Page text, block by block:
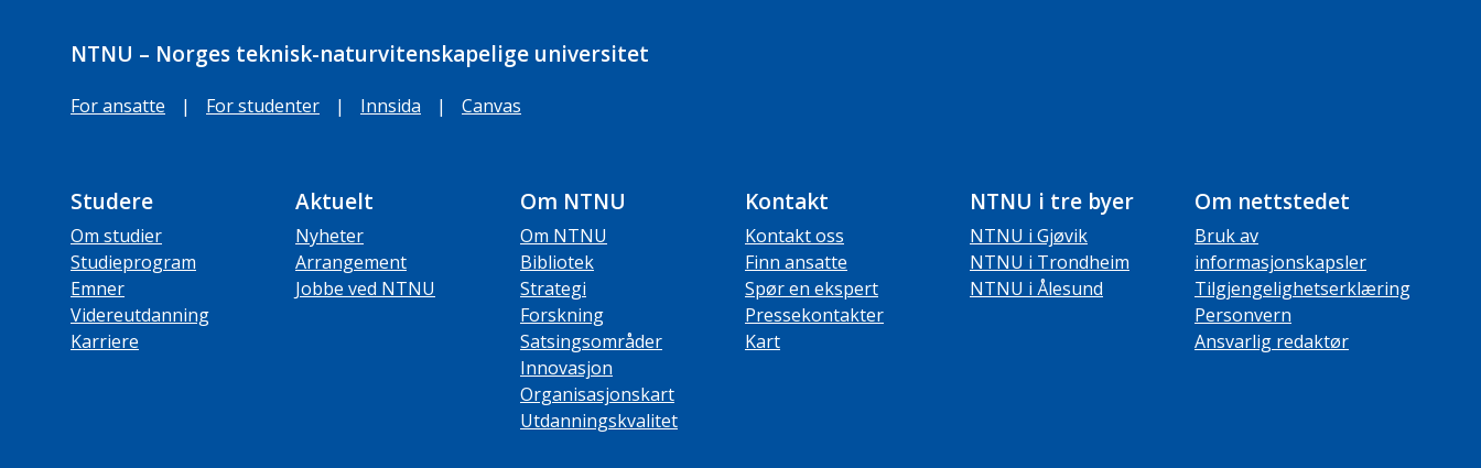
NTNU – Norges teknisk-naturvitenskapelige universitet
For ansatte | For studenter | Innsida | Canvas
Studere
Om studier
Studieprogram
Emner
Videreutdanning
Karriere
Aktuelt
Nyheter
Arrangement
Jobbe ved NTNU
Om NTNU
Om NTNU
Bibliotek
Strategi
Forskning
Satsingsområder
Innovasjon
Organisasjonskart
Utdanningskvalitet
Kontakt
Kontakt oss
Finn ansatte
Spør en ekspert
Pressekontakter
Kart
NTNU i tre byer
NTNU i Gjøvik
NTNU i Trondheim
NTNU i Ålesund
Om nettstedet
Bruk av
informasjonskapsler
Tilgjengelighetserklæring
Personvern
Ansvarlig redaktør